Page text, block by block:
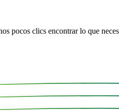
pocos clics encontrar lo que